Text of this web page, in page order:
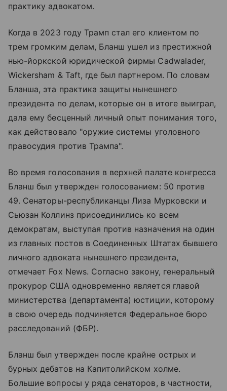
практику адвокатом.
Когда в 2023 году Трамп стал его клиентом по
трем громким делам, Бланш ушел из престижной
нью-йоркской юридической фирмы Cadwalader,
Wickersham & Taft, где был партнером. По словам
Бланша, эта практика защиты нынешнего
президента по делам, которые он в итоге выиграл,
дала ему бесценный личный опыт понимания того,
как действовало "оружие системы уголовного
правосудия против Трампа".
Во время голосования в верхней палате конгресса
Бланш был утвержден голосованием: 50 против
49. Сенаторы-республиканцы Лиза Мурковски и
Сьюзан Коллинз присоединились ко всем
демократам, выступая против назначения на один
из главных постов в Соединенных Штатах бывшего
личного адвоката нынешнего президента,
отмечает Fox News. Согласно закону, генеральный
прокурор США одновременно является главой
министерства (департамента) юстиции, которому
в свою очередь подчиняется Федеральное бюро
расследований (ФБР).
Бланш был утвержден после крайне острых и
бурных дебатов на Капитолийском холме.
Большие вопросы у ряда сенаторов, в частности,